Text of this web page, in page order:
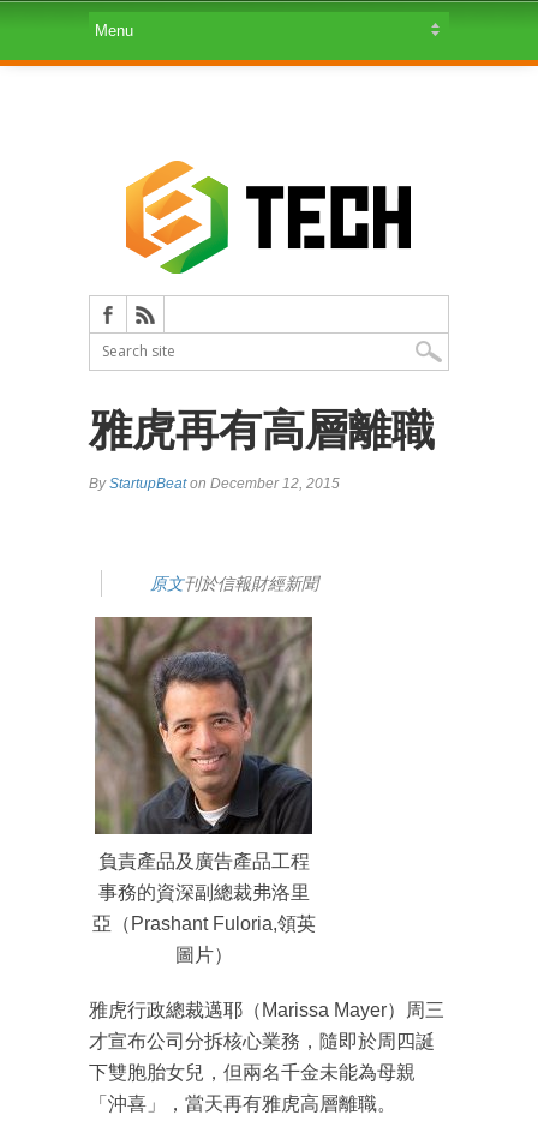
雅虎再有高層離職
ByStartupBeaton December 12, 2015
原文刊於信報財經新聞
負責產品及廣告產品工程
事務的資深副總裁弗洛里
亞（Prashant Fuloria,領英
圖片）
雅虎行政總裁邁耶（Marissa Mayer）周三
才宣布公司分拆核心業務，隨即於周四誕
下雙胞胎女兒，但兩名千金未能為母親
「沖喜」，當天再有雅虎高層離職。